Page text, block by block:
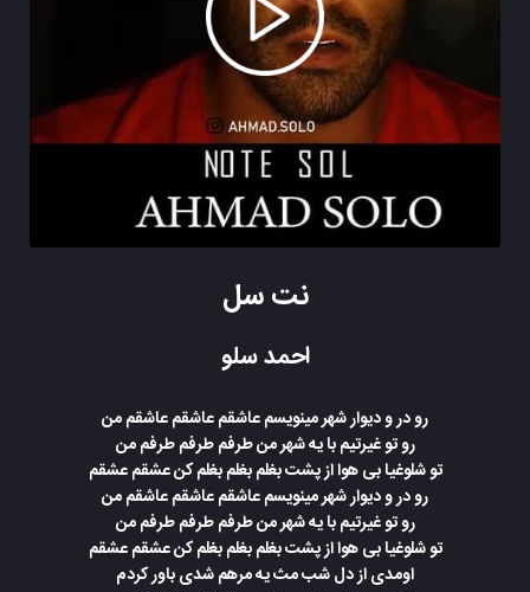
نت سل
احمد سلو
رو در و دیوار شهر مینویسم عاشقم عاشقم عاشقم من
رو تو غیرتیم با یه شهر من طرفم طرفم طرفم من
تو شلوغیا بی هوا از پشت بغلم بغلم بغلم کن عشقم عشقم
رو در و دیوار شهر مینویسم عاشقم عاشقم عاشقم من
رو تو غیرتیم با یه شهر من طرفم طرفم طرفم من
تو شلوغیا بی هوا از پشت بغلم بغلم بغلم کن عشقم عشقم
اومدی از دل شب مث یه مرهم شدی باور کردم